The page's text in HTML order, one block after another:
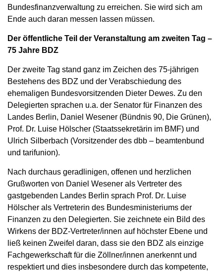
Bundesfinanzverwaltung zu erreichen. Sie wird sich am
Ende auch daran messen lassen müssen.
Der öffentliche Teil der Veranstaltung am zweiten Tag –
75 Jahre BDZ
Der zweite Tag stand ganz im Zeichen des 75-jährigen
Bestehens des BDZ und der Verabschiedung des
ehemaligen Bundesvorsitzenden Dieter Dewes. Zu den
Delegierten sprachen u.a. der Senator für Finanzen des
Landes Berlin, Daniel Wesener (Bündnis 90, Die Grünen),
Prof. Dr. Luise Hölscher (Staatssekretärin im BMF) und
Ulrich Silberbach (Vorsitzender des dbb – beamtenbund
und tarifunion).
Nach durchaus geradlinigen, offenen und herzlichen
Grußworten von Daniel Wesener als Vertreter des
gastgebenden Landes Berlin sprach Prof. Dr. Luise
Hölscher als Vertreterin des Bundesministeriums der
Finanzen zu den Delegierten. Sie zeichnete ein Bild des
Wirkens der BDZ‑Vertreter/innen auf höchster Ebene und
ließ keinen Zweifel daran, dass sie den BDZ als einzige
Fachgewerkschaft für die Zöllner/innen anerkennt und
respektiert und dies insbesondere durch das kompetente,